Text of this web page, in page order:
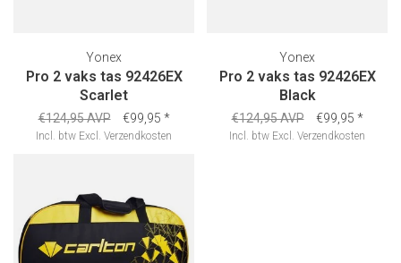
Yonex
Pro 2 vaks tas 92426EX
Scarlet
€124,95 AVP €99,95 *
Incl. btw Excl. Verzendkosten
Yonex
Pro 2 vaks tas 92426EX
Black
€124,95 AVP €99,95 *
Incl. btw Excl. Verzendkosten